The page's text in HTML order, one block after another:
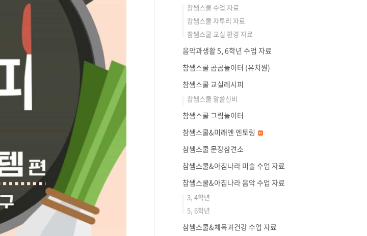
참쌤스쿨 수업 자료
참쌤스쿨 자투리 자료
참쌤스쿨 교실 환경 자료
음악과생활 5, 6학년 수업 자료
참쌤스쿨 곰곰놀이터 (유치원)
참쌤스쿨 교실레시피
참쌤스쿨 알쓸신비
참쌤스쿨 그림놀이터
참쌤스쿨&미래엔 엔토링
참쌤스쿨 문장참견소
참쌤스쿨&아침나라 미술 수업 자료
참쌤스쿨&아침나라 음악 수업 자료
3, 4학년
5, 6학년
참쌤스쿨&체육과건강 수업 자료